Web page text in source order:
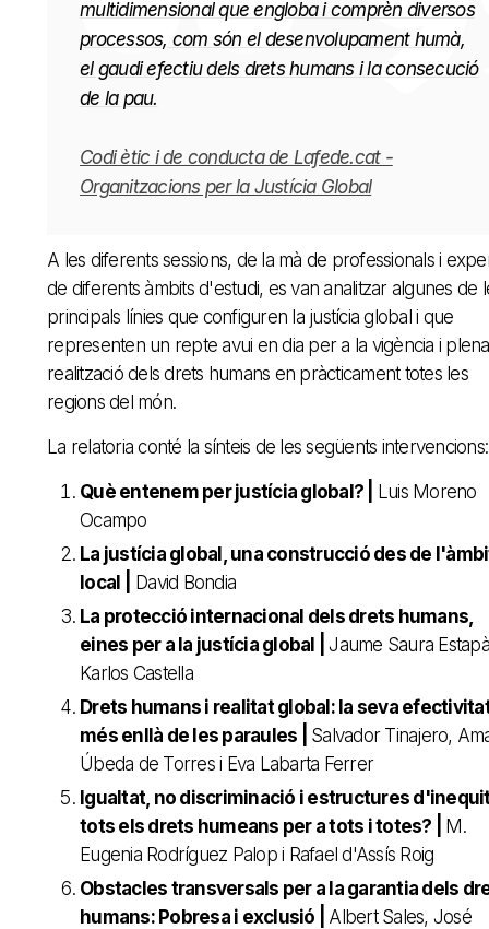
multidimensional que engloba i comprèn diversos
processos, com són el desenvolupament humà,
el gaudi efectiu dels drets humans i la consecució
de la pau.
Codi ètic i de conducta de Lafede.cat -
Organitzacions per la Justícia Global
A les diferents sessions, de la mà de professionals i
de diferents àmbits d'estudi, es van analitzar algunes de
principals línies que configuren la justícia global i que
representen un repte avui en dia per a la vigència i plena
realització dels drets humans en pràcticament totes les
regions del món.
La relatoria conté la sínteis de les següents intervencions:
Què entenem per justícia global?
Luis Moreno
Ocampo
La justícia global, una construcció des de
local
David Bondia
La protecció internacional dels drets humans,
eines per a la justícia global |Jaume Saura
Karlos Castella
Drets humans i realitat global: la seva
més enllà de les paraules | Salvador Tinajero,
Úbeda de Torres i Eva Labarta Ferrer
Igualtat, no discriminació i estructures
tots els drets humeans per a tots i totes? | M.
Eugenia Rodríguez Palop i Rafael d'Assís Roig
Obstacles transversals per a la garantia dels
humans: Pobresa i exclusió | Albert Sales, José